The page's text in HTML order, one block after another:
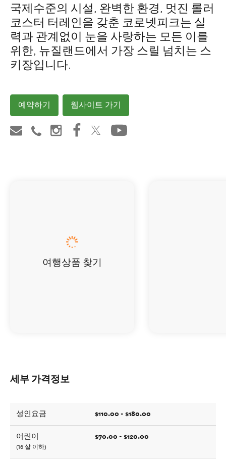
국제수준의 시설, 완벽한 환경, 멋진 롤러
코스터 터레인을 갖춘 코로넷피크는 실
력과 관계없이 눈을 사랑하는 모든 이를
위한, 뉴질랜드에서 가장 스릴 넘치는 스
키장입니다.
예약하기 웹사이트 가기
세부 가격정보
성인요금 $110.00 - $180.00
어린이
(16 살 이하)
$70.00 - $120.00
여행상품 찾기